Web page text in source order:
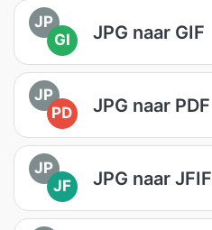
JP
GI
JPG naar GIF
JP
PD
JPG naar PDF
JP
JF
JPG naar JFIF